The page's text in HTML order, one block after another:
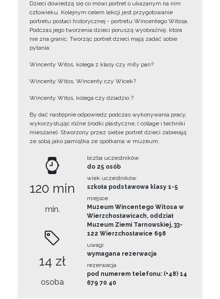
Dzieci dowiedzą się co mówi portret o ukazanym na nim
człowieku. Kolejnym celem lekcji jest przygotowanie
portretu postaci historycznej - portretu Wincentego Witosa.
Podczas jego tworzenia dzieci poruszą wyobraźnię, która
nie zna granic. Tworząc portret dzieci mają zadać sobie
pytania:
Wincenty Witos, kolega z klasy czy miły pan?
Wincenty Witos, Wincenty czy Wicek?
Wincenty Witos, kolega czy dziadzio ?
By dać następnie odpowiedz podczas wykonywania pracy,
wykorzystując różne środki plastyczne, ( collage i techniki
mieszane). Stworzony przez siebie portret dzieci zabierają
ze sobą jako pamiątka ze spotkania w muzeum.
120 min
min.
14 zł
osoba
liczba uczestników
do 25 osób
wiek uczestników
szkoła podstawowa klasy 1-5
miejsce
Muzeum Wincentego Witosa w
Wierzchosławicach, oddział
Muzeum Ziemi Tarnowskiej, 33-
122 Wierzchosławice 698
uwagi
wymagana rezerwacja
rezerwacja
pod numerem telefonu: (+48) 14
679 70 40